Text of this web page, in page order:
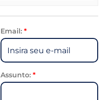
Email: *
Assunto: *